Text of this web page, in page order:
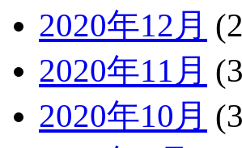
2020年12月
2020年11月
2020年10月